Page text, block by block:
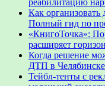
реабилитацию
Как
Полный гид по
«КнигоТочка»:
расширяет
Когда решение
ДТП в Челябинске
Тейбл-тенты с